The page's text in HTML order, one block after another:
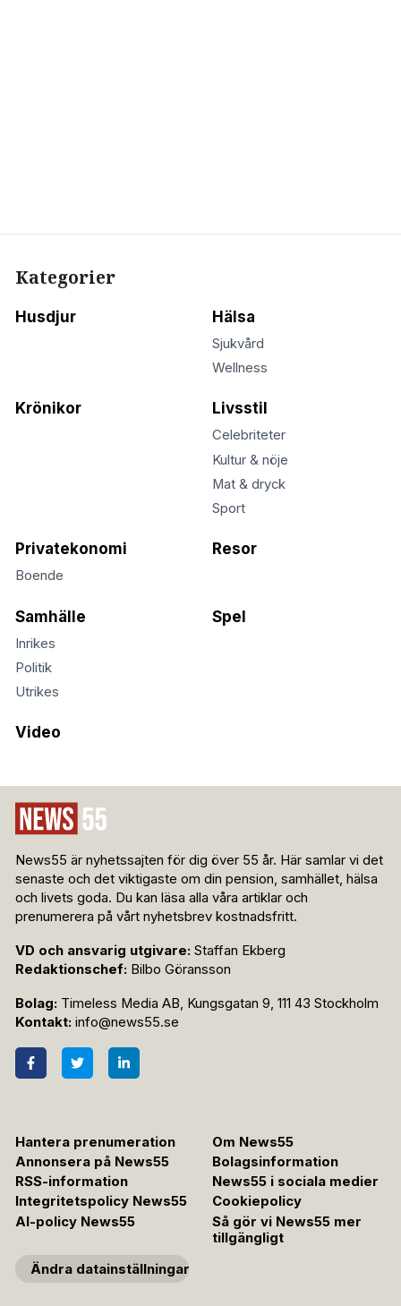
Kategorier
Husdjur Hälsa
Sjukvård
Wellness
Krönikor Livsstil
Celebriteter
Kultur & nöje
Mat & dryck
Sport
Privatekonomi
Boende
Resor
Samhälle
Inrikes
Politik
Utrikes
Spel
Video
News55 är nyhetssajten för dig över 55 år. Här samlar vi det
senaste och det viktigaste om din pension, samhället, hälsa
och livets goda. Du kan läsa alla våra artiklar och
prenumerera på vårt nyhetsbrev kostnadsfritt.
VD och ansvarig utgivare: Staffan Ekberg
Redaktionschef: Bilbo Göransson
Bolag: Timeless Media AB, Kungsgatan 9, 111 43 Stockholm
Kontakt: info@news55.se
Hantera prenumeration
Om News55
Annonsera på News55
Bolagsinformation
RSS-information
News55 i sociala medier
Integritetspolicy News55
Cookiepolicy
AI-policy News55
Så gör vi News55 mer
tillgängligt
Ändra datainställningar